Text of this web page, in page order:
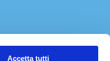
Accetta tutti